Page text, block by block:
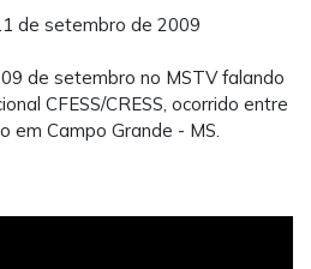
de setembro de 2009
de setembro no MSTV falando
CFESS/CRESS, ocorrido entre
em Campo Grande - MS.